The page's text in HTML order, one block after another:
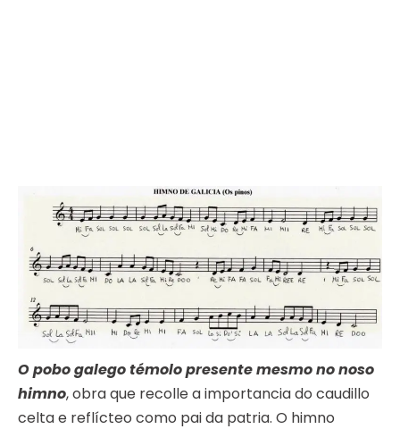
O pobo galego témolo presente mesmo no noso
himno, obra que recolle a importancia do caudillo
celta e reflícteo como pai da patria. O himno